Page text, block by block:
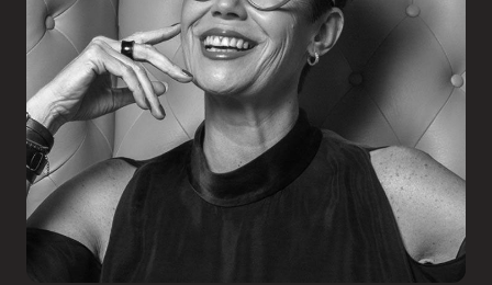
Inscribir
Boletería